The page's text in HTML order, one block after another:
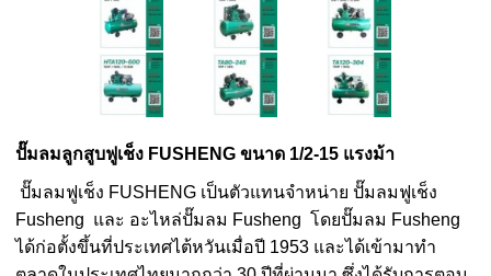
ปั๊มลมลูกสูบฟูเช็ง FUSHENG ขนาด 1/2-15 แรงม้า
ปั๊มลมฟูเช็ง FUSHENG เป็นตัวแทนจำหน่าย ปั๊มลมฟูเช็ง
Fusheng และ อะไหล่ปั๊มลม Fusheng โดยปั๊มลม Fusheng
ได้ก่อตั้งขึ้นที่ประเทศไต้หวันเมื่อปี 1953 และได้เข้ามาทำ